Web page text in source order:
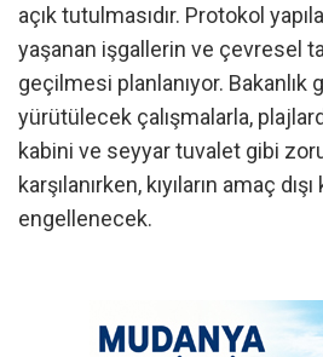
açık tutulmasıdır. Protokol
yaşanan işgallerin ve çevresel
geçilmesi planlanıyor. Bakanlık
yürütülecek çalışmalarla,
kabini ve seyyar tuvalet gibi
karşılanırken, kıyıların amaç dışı
engellenecek.